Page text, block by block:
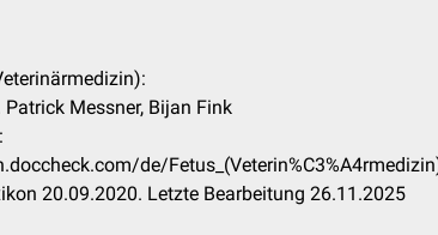
Messner, Bijan Fink
de/
20.09.2020. Letzte Bearbeitung 26.11.2025